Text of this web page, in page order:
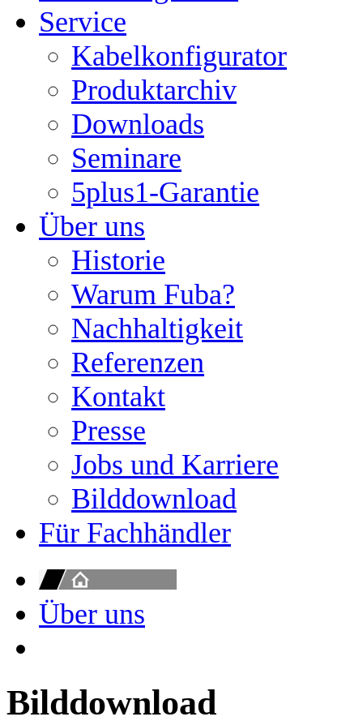
Service
Kabelkonfigurator
Produktarchiv
Downloads
Seminare
5plus1-Garantie
Über uns
Historie
Warum Fuba?
Nachhaltigkeit
Referenzen
Kontakt
Presse
Jobs und Karriere
Bilddownload
Für Fachhändler
Über uns
Bilddownload